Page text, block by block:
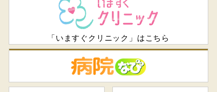
「いますぐクリニック」はこちら